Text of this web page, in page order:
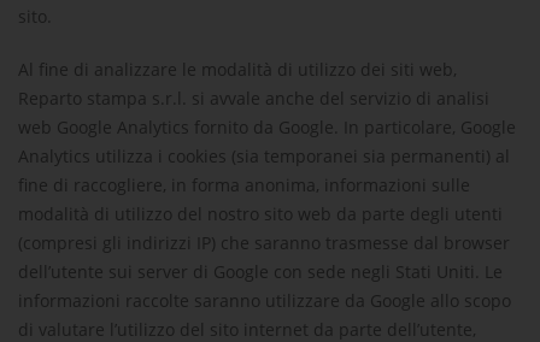
sito.
Al fine di analizzare le modalità di utilizzo dei siti web,
Reparto stampa s.r.l. si avvale anche del servizio di analisi
web Google Analytics fornito da Google. In particolare, Google
Analytics utilizza i cookies (sia temporanei sia permanenti) al
fine di raccogliere, in forma anonima, informazioni sulle
modalità di utilizzo del nostro sito web da parte degli utenti
(compresi gli indirizzi IP) che saranno trasmesse dal browser
dell’utente sui server di Google con sede negli Stati Uniti. Le
informazioni raccolte saranno utilizzare da Google allo scopo
di valutare l’utilizzo del sito internet da parte dell’utente,